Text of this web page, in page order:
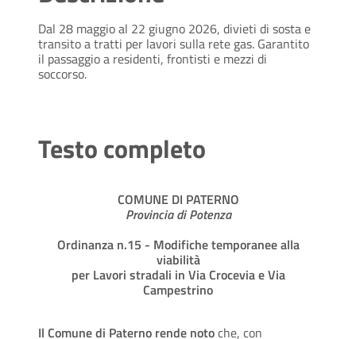
Dal 28 maggio al 22 giugno 2026, divieti di sosta e
transito a tratti per lavori sulla rete gas. Garantito
il passaggio a residenti, frontisti e mezzi di
soccorso.
Testo completo
COMUNE DI PATERNO
Provincia di Potenza
Ordinanza n.15 - Modifiche temporanee alla
viabilità
per Lavori stradali in Via Crocevia e Via
Campestrino
Il Comune di Paterno rende notoche, con